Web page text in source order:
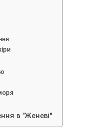
в "Женеві"